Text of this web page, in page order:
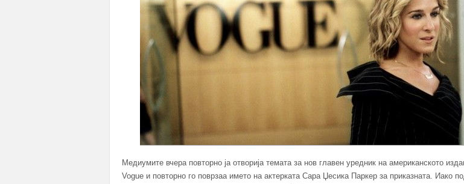
Медиумите вчера повторно ја отворија темата за нов главен уредник на американското
Vogue и повторно го поврзаа името на актерката Сара Џесика Паркер за приказната. Иако